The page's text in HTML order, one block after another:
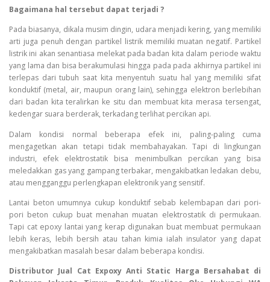
Bagaimana hal tersebut dapat terjadi ?
Pada biasanya, dikala musim dingin, udara menjadi kering, yang memiliki
arti juga penuh dengan partikel listrik memiliki muatan negatif. Partikel
listrik ini akan senantiasa melekat pada badan kita dalam periode waktu
yang lama dan bisa berakumulasi hingga pada pada akhirnya partikel ini
terlepas dari tubuh saat kita menyentuh suatu hal yang memiliki sifat
konduktif (metal, air, maupun orang lain), sehingga elektron berlebihan
dari badan kita teralirkan ke situ dan membuat kita merasa tersengat,
kedengar suara berderak, terkadang terlihat percikan api.
Dalam kondisi normal beberapa efek ini, paling-paling cuma
mengagetkan akan tetapi tidak membahayakan. Tapi di lingkungan
industri, efek elektrostatik bisa menimbulkan percikan yang bisa
meledakkan gas yang gampang terbakar, mengakibatkan ledakan debu,
atau mengganggu perlengkapan elektronik yang sensitif.
Lantai beton umumnya cukup konduktif sebab kelembapan dari pori-
pori beton cukup buat menahan muatan elektrostatik di permukaan.
Tapi cat epoxy lantai yang kerap digunakan buat membuat permukaan
lebih keras, lebih bersih atau tahan kimia ialah insulator yang dapat
mengakibatkan masalah besar dalam beberapa kondisi.
Distributor Jual Cat Expoxy Anti Static Harga Bersahabat di